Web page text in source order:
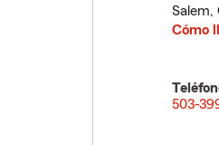
Salem,
Cómo
503-